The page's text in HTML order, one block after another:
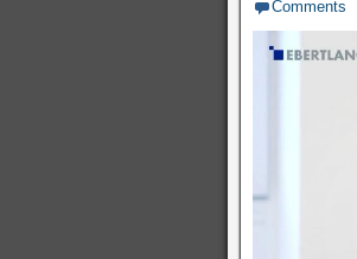
Comments